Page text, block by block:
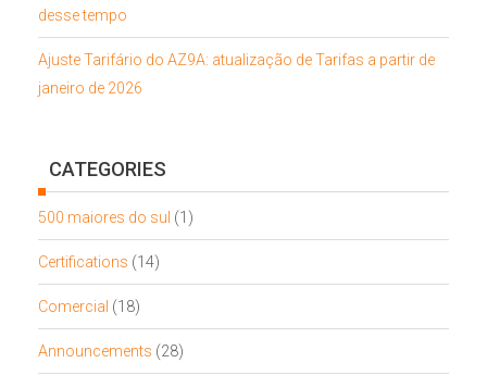
desse tempo
Ajuste Tarifário do AZ9A: atualização de Tarifas a partir de
janeiro de 2026
CATEGORIES
500 maiores do sul (1)
Certifications (14)
Comercial (18)
Announcements (28)